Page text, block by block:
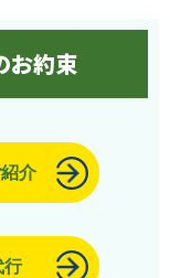
お約束
介
行